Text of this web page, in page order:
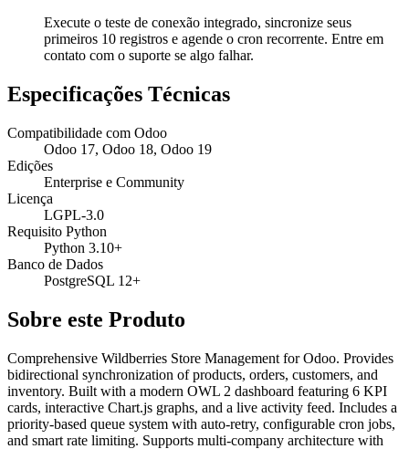
Execute o teste de conexão integrado, sincronize seus
primeiros 10 registros e agende o cron recorrente. Entre em
contato com o suporte se algo falhar.
Especificações Técnicas
Compatibilidade com Odoo
Odoo 17, Odoo 18, Odoo 19
Edições
Enterprise e Community
Licença
LGPL-3.0
Requisito Python
Python 3.10+
Banco de Dados
PostgreSQL 12+
Sobre este Produto
Comprehensive Wildberries Store Management for Odoo. Provides
bidirectional synchronization of products, orders, customers, and
inventory. Built with a modern OWL 2 dashboard featuring 6 KPI
cards, interactive Chart.js graphs, and a live activity feed. Includes a
priority-based queue system with auto-retry, configurable cron jobs,
and smart rate limiting. Supports multi-company architecture with